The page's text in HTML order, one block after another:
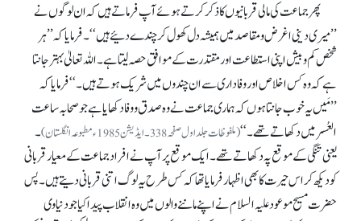
پھر جماعت کی مالی قربانیوں کا ذکر کرتے ہوئے آپ فرماتے ہیں کہ ان لوگوں نے
’’میری دینی اغرض و مقاصد میں ہمیشہ دل کھول کر چندے دئیے ہیں‘‘۔ فرمایا کہ ’’ہر
شخص کم و بیش اپنی استطاعت اور مقتدرت کے موافق حصہ لیتا ہے۔ اللہ تعالیٰ بہتر جانتا
ہے کہ وہ کس اخلاص اور وفا داری سے ان چندوں میں شریک ہوتے ہیں۔‘‘ فرمایا کہ
’’مَیں یہ خوب جانتا ہوں کہ ہماری جماعت نے وہ صدق و وفا دکھایا ہے جو صحابہ ساعت
العُسر میں دکھاتے تھے۔‘‘(ملفوظات جلد اول صفحہ 338۔ ایڈیشن 1985ء مطبوعہ انگلستان)
۔
یعنی تنگی کے موقع پہ دکھاتے تھے۔ ایک موقع پر آپ نے افراد جماعت کے معیار قربانی
کو دیکھ کر اس حیرت کا بھی اظہار فرمایا تھا کہ کس طرح یہ لوگ اتنی قربانی دیتے ہیں۔ پس
حضرت مسیح موعود علیہ السلام نے اپنے ماننے والوں میں وہ انقلاب پیدا کیا جو دنیاوی